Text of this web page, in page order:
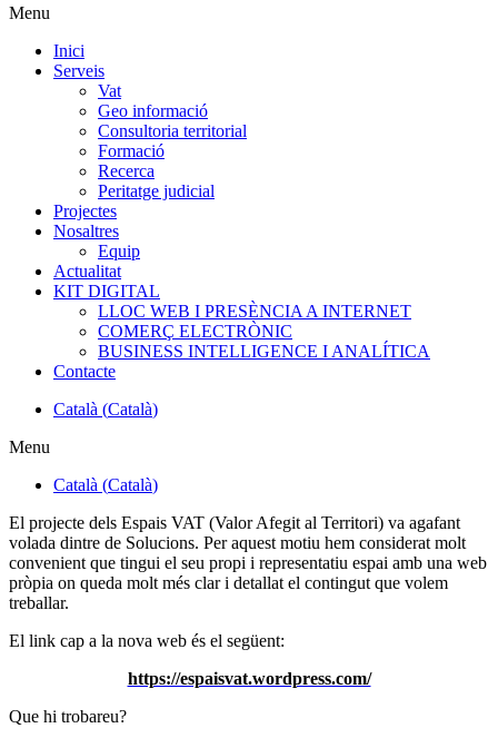
Menu
Inici
Serveis
Vat
Geo informació
Consultoria territorial
Formació
Recerca
Peritatge judicial
Projectes
Nosaltres
Equip
Actualitat
KIT DIGITAL
LLOC WEB I PRESÈNCIA A INTERNET
COMERÇ ELECTRÒNIC
BUSINESS INTELLIGENCE I ANALÍTICA
Contacte
Català (Català)
Menu
Català (Català)
El projecte dels Espais VAT (Valor Afegit al Territori) va agafant
volada dintre de Solucions. Per aquest motiu hem considerat molt
convenient que tingui el seu propi i representatiu espai amb una web
pròpia on queda molt més clar i detallat el contingut que volem
treballar.
El link cap a la nova web és el següent:
https://espaisvat.wordpress.com/
Que hi trobareu?